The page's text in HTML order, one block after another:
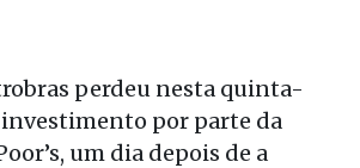
perdeu nesta quinta-
por parte da
um dia depois de a